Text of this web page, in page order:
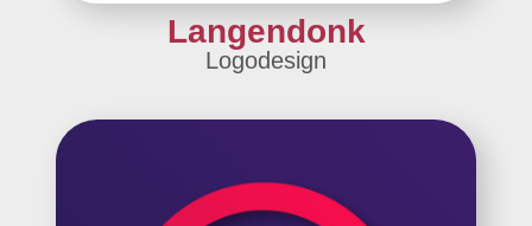
Langendonk
Logodesign